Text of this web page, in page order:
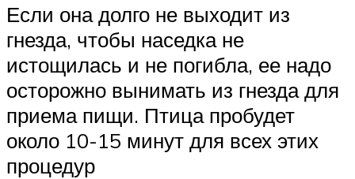
Если она долго не выходит из
гнезда, чтобы наседка не
истощилась и не погибла, ее надо
осторожно вынимать из гнезда для
приема пищи. Птица пробудет
около 10-15 минут для всех этих
процедур